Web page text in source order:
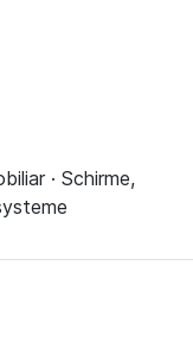
· Schirme,